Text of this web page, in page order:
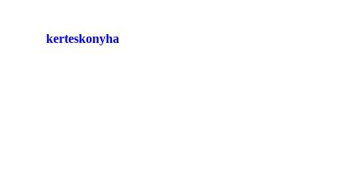
kerteskonyha